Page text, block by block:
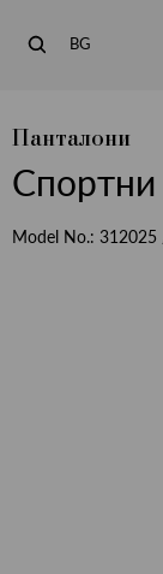
BG
Панталони
Спортни
Model No.: 312025